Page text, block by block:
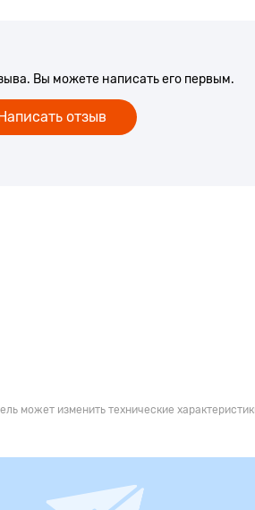
Вы можете написать его первым.
отзыв
может изменить технические